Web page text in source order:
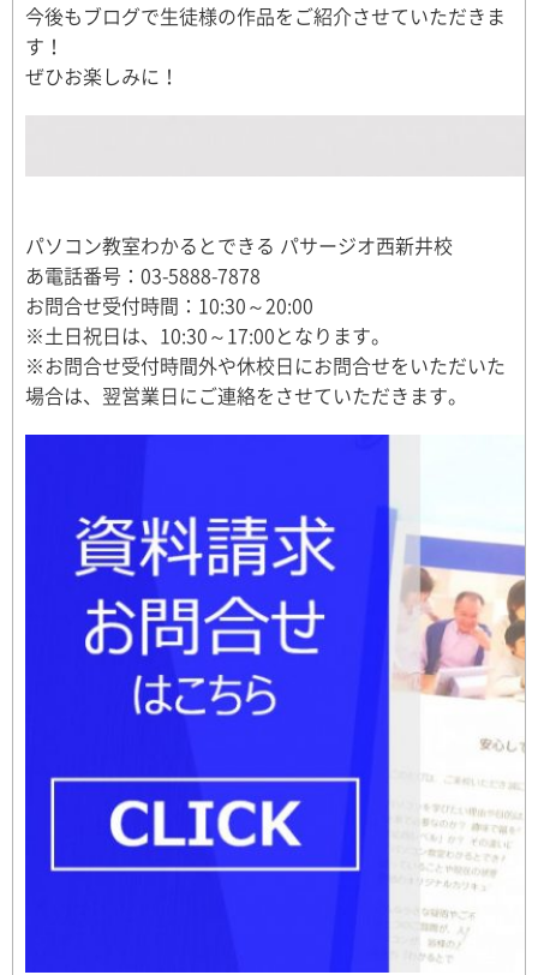
今後もブログで生徒様の作品をご紹介させていただきま
す！
ぜひお楽しみに！
パソコン教室わかるとできる パサージオ西新井校
あ電話番号：03-5888-7878
お問合せ受付時間：10:30～20:00
※土日祝日は、10:30～17:00となります。
※お問合せ受付時間外や休校日にお問合せをいただいた
場合は、翌営業日にご連絡をさせていただきます。